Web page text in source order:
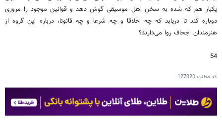
یکبار هم که شده به سخن اهل موسیقی گوش دهد و قوانین موجود را مروری
دوباره کند تا دریابد که چه اخلاقا و چه شرعا و چه قانونا، درباره این گروه از
هنرمندان اجحاف روا می‌دارند؟
54
کد مطلب127820